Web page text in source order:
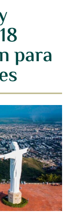
para